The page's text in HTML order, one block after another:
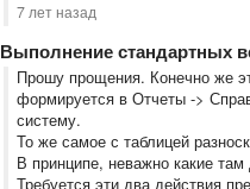
7 лет назад
Выполнение стандартных
Прошу прощения. Конечно же
формируется в Отчеты ->
систему.
То же самое с таблицей
В принципе, неважно какие
Требуется эти два действия